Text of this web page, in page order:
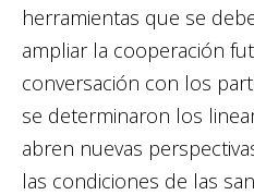
herramientas que se
ampliar la cooperación
conversación con los
se determinaron los
abren nuevas
las condiciones de las